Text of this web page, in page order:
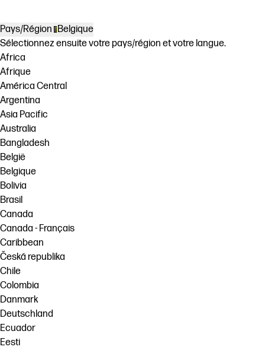
Pays/Région Belgique
Sélectionnez ensuite votre pays/région et votre langue.
Africa
Afrique
América Central
Argentina
Asia Pacific
Australia
Bangladesh
België
Belgique
Bolivia
Brasil
Canada
Canada - Français
Caribbean
Česká republika
Chile
Colombia
Danmark
Deutschland
Ecuador
Eesti